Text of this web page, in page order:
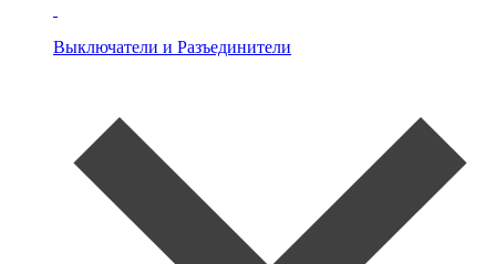
Выключатели и Разъединители